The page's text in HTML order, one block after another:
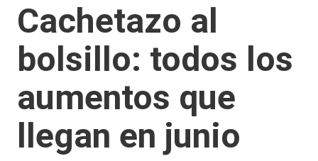
Cachetazo al
bolsillo: todos los
aumentos que
llegan en junio